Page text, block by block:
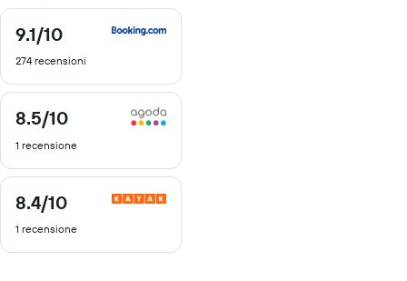
9.1/10
9.1
10
274 recensioni
8.5/10
8.5
10
1 recensione
8.4/10
8.4
10
1 recensione